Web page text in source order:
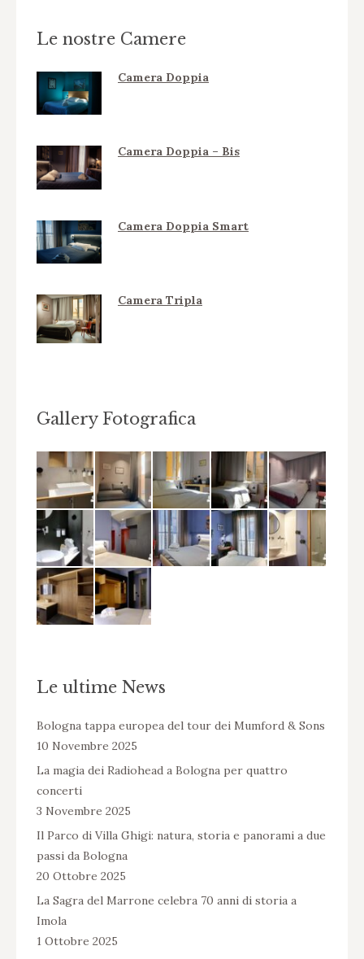
Le nostre Camere
Camera Doppia
Camera Doppia – Bis
Camera Doppia Smart
Camera Tripla
Gallery Fotografica
Le ultime News
Bologna tappa europea del tour dei Mumford & Sons
10 Novembre 2025
La magia dei Radiohead a Bologna per quattro
concerti
3 Novembre 2025
Il Parco di Villa Ghigi: natura, storia e panorami a due
passi da Bologna
20 Ottobre 2025
La Sagra del Marrone celebra 70 anni di storia a
Imola
1 Ottobre 2025